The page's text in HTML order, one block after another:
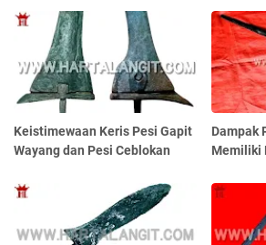
Keistimewaan Keris Pesi Gapit
Wayang dan Pesi Ceblokan
Dampak
Memiliki